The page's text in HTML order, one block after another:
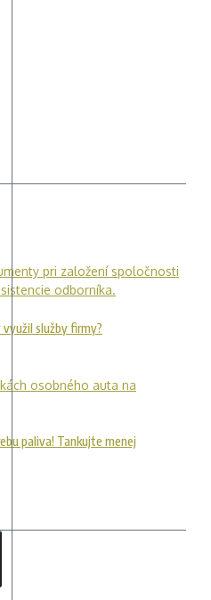
využil služby firmy?
paliva! Tankujte menej